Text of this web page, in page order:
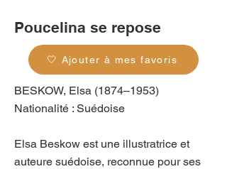
Poucelina se repose
🤍 Ajouter à mes favoris
BESKOW, Elsa (1874–1953)
Nationalité : Suédoise
Elsa Beskow est une illustratrice et
auteure suédoise, reconnue pour ses